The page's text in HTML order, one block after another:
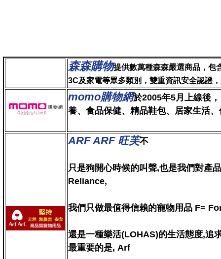
森森購物提供數萬種森森嚴選商品，包
3C及家電等眾多類別，雙重資訊安全認證
momo購物網於2005年5月上線後
養、食品保健、精品鞋包、居家生活
ARF ARF 旺芙不
只是狗開心時候的叫聲,也是我們對產
Reliance,
我們只做最值得信賴的寵物用品 F=
還是一種樂活(LOHAS)的生活態度,追
最重要的是, Arf